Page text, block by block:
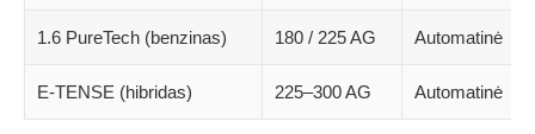
1.6 PureTech (benzinas) 180 / 225 AG Automatinė
E-TENSE (hibridas) 225–300 AG Automatinė